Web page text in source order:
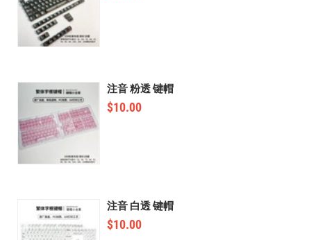
注音 粉透 键帽
$10.00
注音 白透 键帽
$10.00